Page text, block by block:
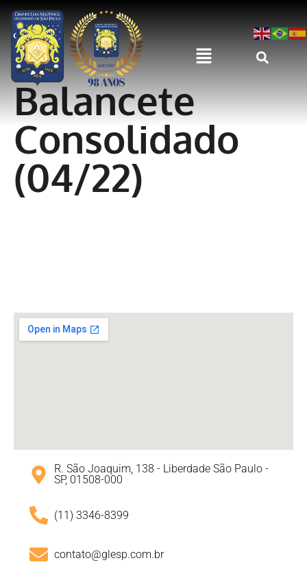
Balancete
Consolidado
(04/22)
R. São Joaquim, 138 - Liberdade São Paulo -
SP, 01508-000
(11) 3346-8399
contato@glesp.com.br